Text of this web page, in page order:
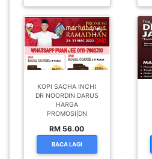
KOPI SACHA INCHI
DR NOORDIN DARUS
HARGA
PROMOSI|DN
RM 56.00
BACA LAGI